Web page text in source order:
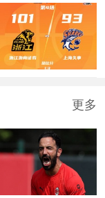
更多